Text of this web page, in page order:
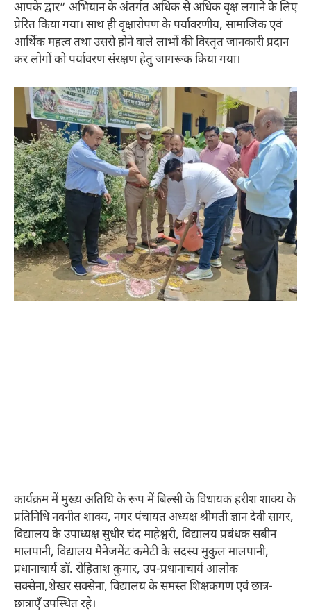
आपके द्वार” अभियान के अंतर्गत अधिक से अधिक वृक्ष लगाने के लिए
प्रेरित किया गया। साथ ही वृक्षारोपण के पर्यावरणीय, सामाजिक एवं
आर्थिक महत्व तथा उससे होने वाले लाभों की विस्तृत जानकारी प्रदान
कर लोगों को पर्यावरण संरक्षण हेतु जागरूक किया गया।
कार्यक्रम में मुख्य अतिथि के रूप में बिल्सी के विधायक हरीश शाक्य के
प्रतिनिधि नवनीत शाक्य, नगर पंचायत अध्यक्ष श्रीमती ज्ञान देवी सागर,
विद्यालय के उपाध्यक्ष सुधीर चंद माहेश्वरी, विद्यालय प्रबंधक सबीन
मालपानी, विद्यालय मैनेजमेंट कमेटी के सदस्य मुकुल मालपानी,
प्रधानाचार्य डॉ. रोहिताश कुमार, उप-प्रधानाचार्य आलोक
सक्सेना,शेखर सक्सेना, विद्यालय के समस्त शिक्षकगण एवं छात्र-
छात्राएँ उपस्थित रहे।